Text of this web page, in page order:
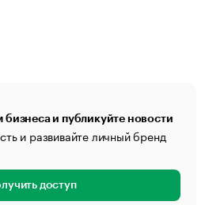
и публикуйте новости
и развивайте личный бренд
доступ